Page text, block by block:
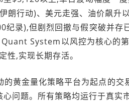
朗行动)、美元走强、油价飙升
录),但剧烈回撤与假突破并存
System以风控为核心的
性,实现长期存活。
黄金量化策略平台为起点的交
心问题。所有策略均运行于真